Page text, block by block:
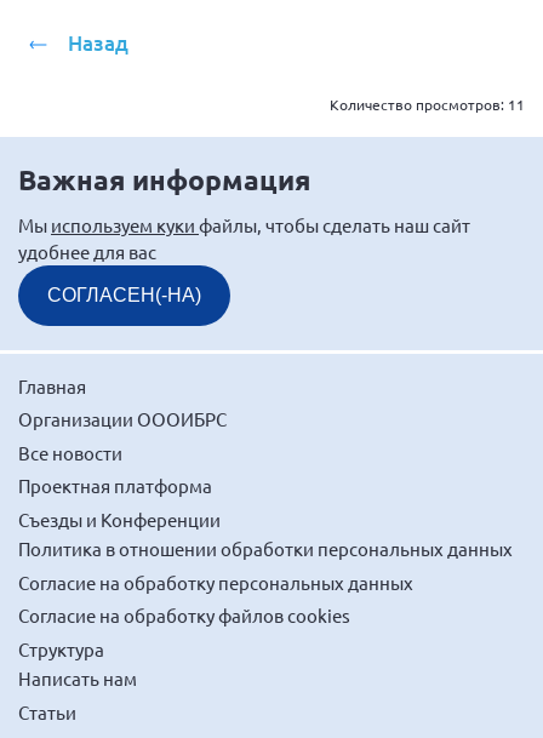
Ярославская область
Назад
Количество просмотров: 11
Важная информация
Мы используем куки файлы, чтобы сделать наш сайт
удобнее для вас
СОГЛАСЕН(-НА)
Главная
Организации ОООИБРС
Все новости
Проектная платформа
Съезды и Конференции
Политика в отношении обработки персональных данных
Согласие на обработку персональных данных
Согласие на обработку файлов cookies
Структура
Написать нам
Статьи